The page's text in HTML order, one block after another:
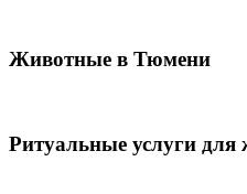
Животные в Тюмени
Ритуальные услуги